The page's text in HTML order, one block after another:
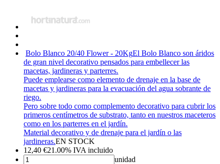
Bolo Blanco 20/40 Flower - 20KgEl Bolo Blanco son áridos
de gran nivel decorativo pensados para embellecer las
macetas, jardineras y parterres.
Puede emplearse como elemento de drenaje en la base de
macetas y jardineras para la evacuación del agua sobrante de
riego.
Pero sobre todo como complemento decorativo para cubrir los
primeros centímetros de substrato, tanto en nuestros maceteros
como en los parterres en el jardín.
Material decorativo y de drenaje para el jardín o las
jardineras.EN STOCK
12,40 €21.00% IVA incluido
unidad